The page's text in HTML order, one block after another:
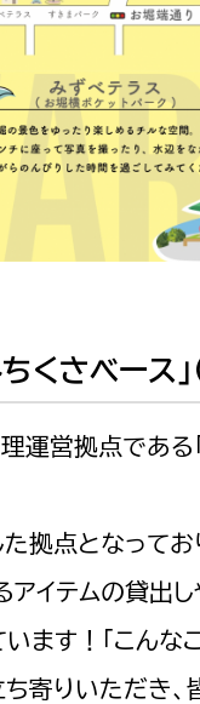
くさベース
運営拠点である
拠点となってお
アイテムの貸出
す！「こんなこ
寄りいただき